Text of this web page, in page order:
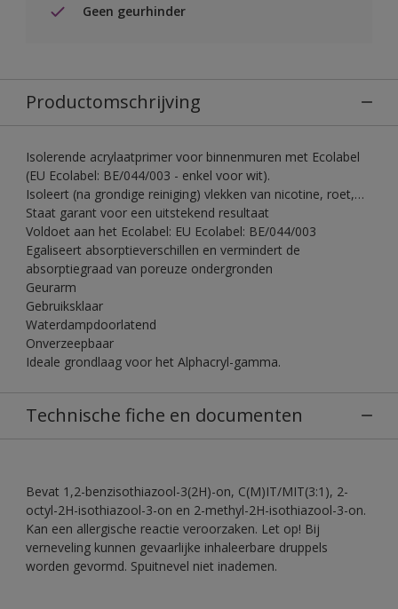
Geen geurhinder
Productomschrijving
Isolerende acrylaatprimer voor binnenmuren met Ecolabel
(EU Ecolabel: BE/044/003 - enkel voor wit).
Isoleert (na grondige reiniging) vlekken van nicotine, roet,…
Staat garant voor een uitstekend resultaat
Voldoet aan het Ecolabel: EU Ecolabel: BE/044/003
Egaliseert absorptieverschillen en vermindert de
absorptiegraad van poreuze ondergronden
Geurarm
Gebruiksklaar
Waterdampdoorlatend
Onverzeepbaar
Ideale grondlaag voor het Alphacryl-gamma.
Technische fiche en documenten
Bevat 1,2-benzisothiazool-3(2H)-on, C(M)IT/MIT(3:1), 2-
octyl-2H-isothiazool-3-on en 2-methyl-2H-isothiazool-3-on.
Kan een allergische reactie veroorzaken. Let op! Bij
verneveling kunnen gevaarlijke inhaleerbare druppels
worden gevormd. Spuitnevel niet inademen.